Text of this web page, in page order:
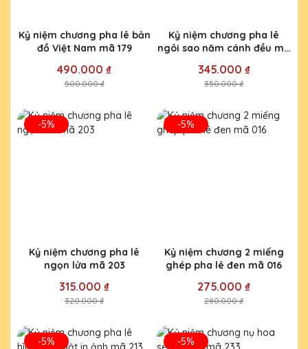
Kỷ niệm chương pha lê bản
đồ Việt Nam mã 179
490.000 ₫
500.000 ₫
Kỷ niệm chương pha lê
ngôi sao năm cánh đều mã
345.000 ₫
350.000 ₫
-5%
Kỷ niệm chương pha lê
ngọn lửa mã 203
315.000 ₫
320.000 ₫
-5%
Kỷ niệm chương 2 miếng
ghép pha lê đen mã 016
275.000 ₫
280.000 ₫
-5% -5%